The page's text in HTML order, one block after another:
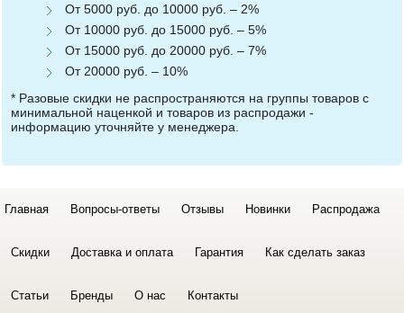
От 5000 руб. до 10000 руб. – 2%
От 10000 руб. до 15000 руб. – 5%
От 15000 руб. до 20000 руб. – 7%
От 20000 руб. – 10%
* Разовые скидки не распространяются на группы товаров с
минимальной наценкой и товаров из распродажи -
информацию уточняйте у менеджера.
Главная Вопросы-ответы Отзывы Новинки Распродажа
Скидки Доставка и оплата Гарантия Как сделать заказ
Статьи Бренды О нас Контакты